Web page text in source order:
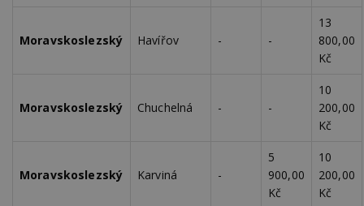
Moravskoslezský Havířov - -
13
800,00
Kč
Moravskoslezský Chuchelná - -
10
200,00
Kč
Moravskoslezský Karviná -
5
900,00
Kč
10
200,00
Kč
více